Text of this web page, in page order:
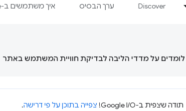
Discover ערך הבסיס איך משתמשים ב-Baseline
לומדים על מדדי הליבה לבדיקת חוויית המשתמש באתר
תודה שצפית ב-Google I/O! צפייה בתוכן על פי דרישה.